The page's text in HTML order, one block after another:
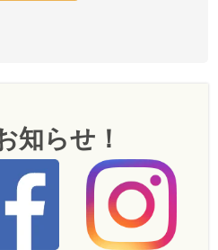
知らせ！